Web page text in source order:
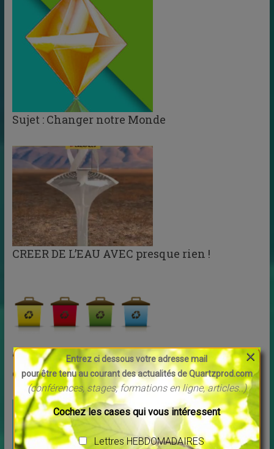
Sujet : Changer notre Monde
CREER DE L’EAU AVEC presque rien !
“Love your waste” veut transformer les
déchets des cantines… en énergie !
UNE QUESTION, UN RENSEIGNEMENT ?
Contactez moi par mail -
Entrez ci dessous votre adresse mail
pour être tenu au courant des actualités de Quartzprod.com
(conférences, stages, formations en ligne, articles..)
Cochez les cases qui vous intéressent
Lettres HEBDOMADAIRES
×